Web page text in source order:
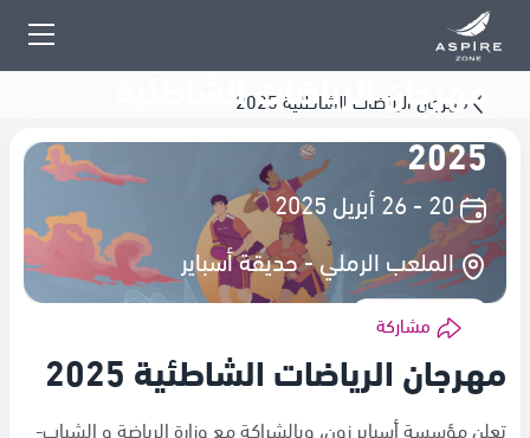
مهرجان الرياضات الشاطئية
2025
20 - 26 أبريل 2025
الملعب الرملي - حديقة أسباير
مشاركة
مهرجان الرياضات الشاطئية 2025
تعلن مؤسسة أسباير زون، وبالشراكة مع وزارة الرياضة و الشباب-